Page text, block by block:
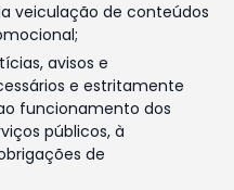
veiculação de conteúdos
avisos e
e estritamente
funcionamento dos
públicos, à
de